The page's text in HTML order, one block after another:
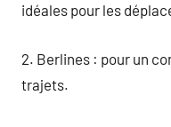
idéales pour les
2. Berlines : pour un
trajets.